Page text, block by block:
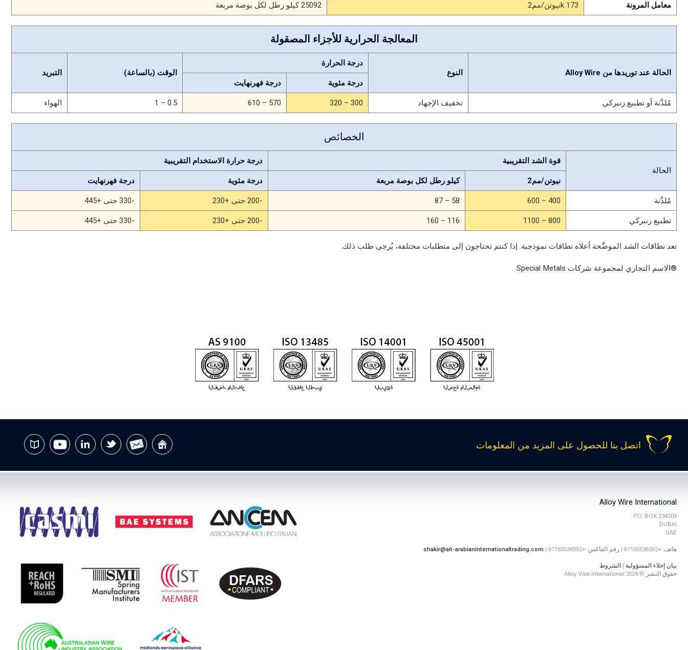
معامل المرونة 173 kنيوتن/مم2 25092 كيلو رطل لكل بوصة مربعة
المعالجة الحرارية للأجزاء المصقولة
الحالة عند توريدها من Alloy Wire النوع
درجة الحرارة
الوقت (بالساعة)
التبريد
درجة مئوية
درجة فهرنهايت
مُلدَّنة أو تطبيع زنبركي تخفيف الإجهاد 300 – 320
570 – 610
0.5 – 1 الهواء
الخصائص
الحالة
قوة الشد التقريبية درجة حرارة الاستخدام التقريبية
نيوتن/مم2 كيلو رطل لكل بوصة مربعة درجة مئوية درجة فهرنهايت
مُلدَّنة 400 – 600
58 – 87 -200 حتى +230 -330 حتى +445
تطبيع زنبركي 800 – 1100
116 – 160 -200 حتى +230 -330 حتى +445
تعد نطاقات الشد الموضَّحة أعلاه نطاقات نموذجية. إذا كنتم تحتاجون إلى متطلبات مختلفة، يُرجى طلب ذلك.
®الاسم التجاري لمجموعة شركات Special Metals
اتصل بنا للحصول على المزيد من المعلومات
Alloy Wire International
P.O. BOX 234209
DUBAI
UAE
هاتف: +97165536592 | رقم الفاكس: +97165536592 | shakir@ait-arabianinternationaltrading.com
بيان إخلاء المسؤولية | الشروط
حقوق النشر © 2026 Alloy Wire International